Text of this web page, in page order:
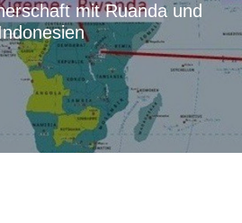
mit Ruanda und